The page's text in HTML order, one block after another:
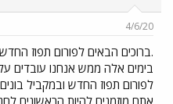
ו
ש
א
ר
י
ך
4/6/20
.ברוכים הבאים לפורום תפוז
בימים אלה ממש אנחנו עובדים
לפורום תפוז החדש ובמקביל
אתם מוזמנים להיות הראשונים